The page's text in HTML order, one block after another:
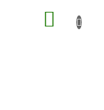
KOŠÍK